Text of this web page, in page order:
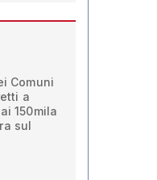
Comuni
a
150mila
sul